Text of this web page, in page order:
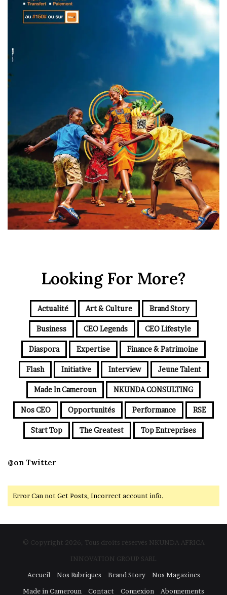
Looking For More?
Actualité Art & Culture Brand Story
Business CEO Legends CEO Lifestyle
Diaspora Expertise Finance & Patrimoine
Flash Initiative Interview Jeune Talent
Made In Cameroun NKUNDA CONSULTING
Nos CEO Opportunités Performance RSE
Start Top The Greatest Top Entreprises
@on Twitter
Error Can not Get Posts, Incorrect account info.
© Copyright 2026, Tous droits réservés NKUNDA AFRICA
INNOVATION GROUP SARL
Accueil
Nos Rubriques Brand Story
Nos Magazines
Made in Cameroun
Contact Connexion Abonnements